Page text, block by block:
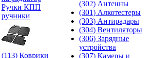
Ручки КПП
ручники
(113) Коврики
(302) Антенны
(301) Алкотестеры
(303) Антирадары
(304) Вентиляторы
(306) Зарядные
устройства
(307) Камеры и